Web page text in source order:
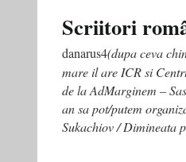
Scriitori
danarus4(dupa ceva
mare il are ICR si
de la AdMarginem –
an sa pot/putem
Sukachiov / Dimineata